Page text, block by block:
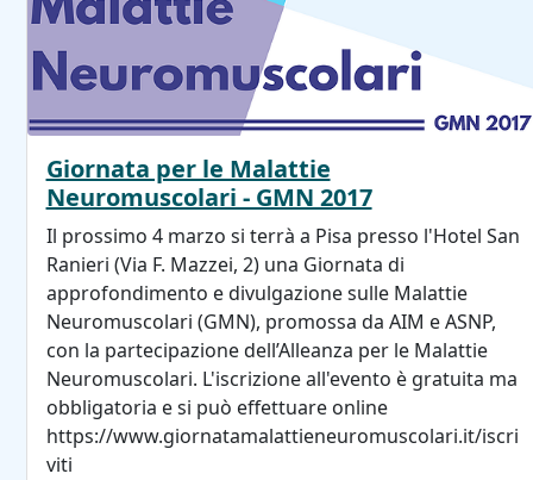
Giornata per le Malattie
Neuromuscolari - GMN 2017
Il prossimo 4 marzo si terrà a Pisa presso l'Hotel San
Ranieri (Via F. Mazzei, 2) una Giornata di
approfondimento e divulgazione sulle Malattie
Neuromuscolari (GMN), promossa da AIM e ASNP,
con la partecipazione dell’Alleanza per le Malattie
Neuromuscolari. L'iscrizione all'evento è gratuita ma
obbligatoria e si può effettuare online
https://www.giornatamalattieneuromuscolari.it/iscri
viti